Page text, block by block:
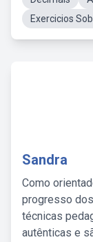
Exercicios
Sandra
Como
progresso
técnicas
autênticas e